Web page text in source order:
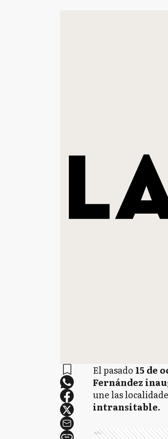
El pasado 15 de
Fernández
une las
intransitable.
Ads